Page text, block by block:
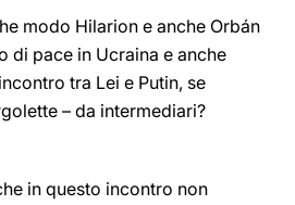
modo Hilarion e anche Orbán
di pace in Ucraina e anche
tra Lei e Putin, se
– da intermediari?
in questo incontro non